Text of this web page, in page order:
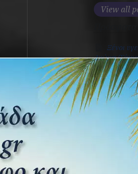
View all
Ξένοι
Αγώνα
1801 – 1876)